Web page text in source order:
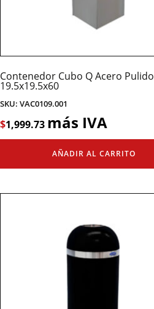
Contenedor Cubo Q Acero Pulido
19.5x19.5x60
SKU: VAC0109.001
$1,999.73 más IVA
AÑADIR AL CARRITO